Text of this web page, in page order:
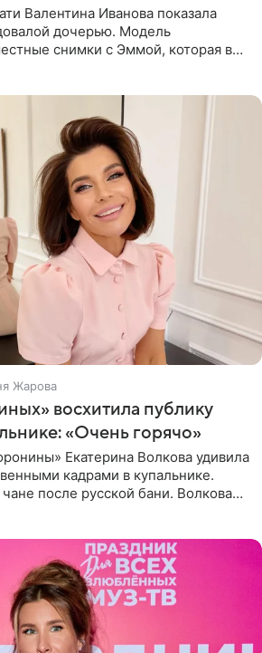
Валентина Иванова показала
дочерью. Модель
снимки с Эммой, которая в
Жарова
восхитила публику
«Очень горячо»
Екатерина Волкова удивила
кадрами в купальнике.
чане после русской бани. Волкова